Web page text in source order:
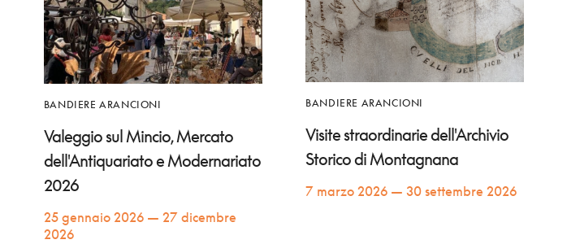
BANDIERE ARANCIONI
Valeggio sul Mincio, Mercato
dell'Antiquariato e Modernariato
2026
25 gennaio 2026 — 27 dicembre
2026
BANDIERE ARANCIONI
Visite straordinarie dell'Archivio
Storico di Montagnana
7 marzo 2026 — 30 settembre 2026